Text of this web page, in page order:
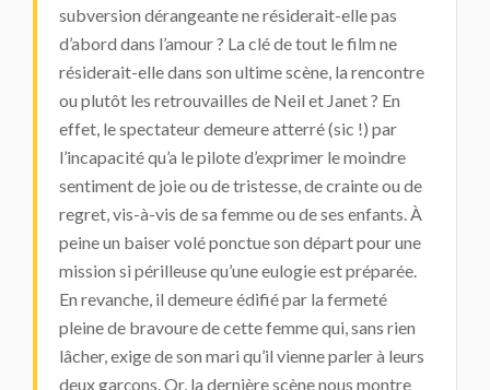
subversion dérangeante ne résiderait-elle pas
d’abord dans l’amour ? La clé de tout le film ne
résiderait-elle dans son ultime scène, la rencontre
ou plutôt les retrouvailles de Neil et Janet ? En
effet, le spectateur demeure atterré (sic !) par
l’incapacité qu’a le pilote d’exprimer le moindre
sentiment de joie ou de tristesse, de crainte ou de
regret, vis-à-vis de sa femme ou de ses enfants. À
peine un baiser volé ponctue son départ pour une
mission si périlleuse qu’une eulogie est préparée.
En revanche, il demeure édifié par la fermeté
pleine de bravoure de cette femme qui, sans rien
lâcher, exige de son mari qu’il vienne parler à leurs
deux garçons. Or, la dernière scène nous montre